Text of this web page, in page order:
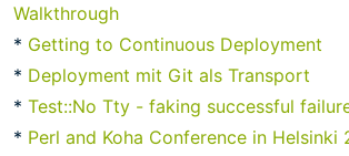
Walkthrough
* Getting to Continuous Deployment
* Deployment mit Git als Transport
* Test::No Tty - faking successful
* Perl and Koha Conference in Helsinki